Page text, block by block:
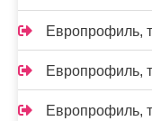
Европрофиль,
Европрофиль,
Европрофиль,